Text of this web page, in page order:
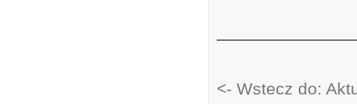
<- Wstecz do: